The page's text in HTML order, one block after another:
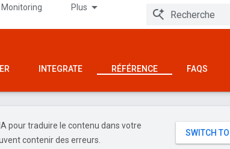
Monitoring Plus
INTEGRATE RÉFÉRENCE FAQS
pour traduire le contenu dans votre
contenir des erreurs.